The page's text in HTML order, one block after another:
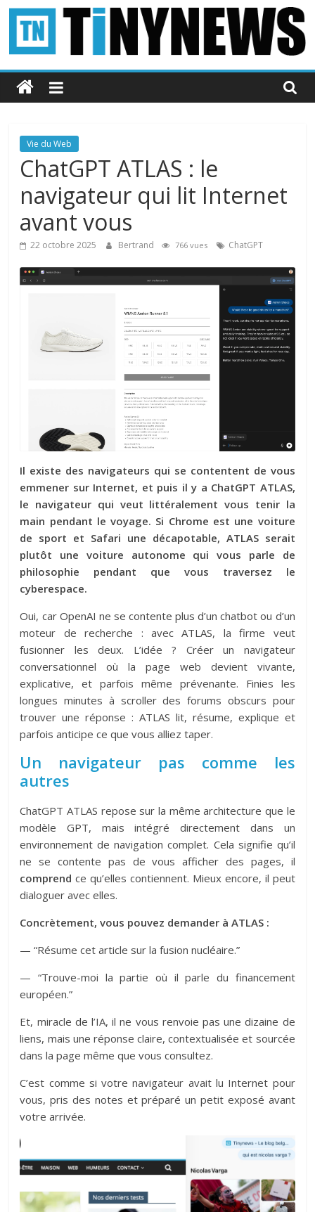
Passer
contenu
Tinynews
Le
belge
connecté
Vie du Web
ChatGPT ATLAS : le
navigateur qui lit Internet
avant vous
22 octobre 2025 Bertrand 766 vues ChatGPT
Il existe des navigateurs qui se contentent de vous
emmener sur Internet, et puis il y a ChatGPT ATLAS,
le navigateur qui veut littéralement vous tenir la
main pendant le voyage. Si Chrome est une voiture
de sport et Safari une décapotable, ATLAS serait
plutôt une voiture autonome qui vous parle de
philosophie pendant que vous traversez le
cyberespace.
Oui, car OpenAI ne se contente plus d’un chatbot ou d’un
moteur de recherche : avec ATLAS, la firme veut
fusionner les deux. L’idée ? Créer un navigateur
conversationnel où la page web devient vivante,
explicative, et parfois même prévenante. Finies les
longues minutes à scroller des forums obscurs pour
trouver une réponse : ATLAS lit, résume, explique et
parfois anticipe ce que vous alliez taper.
Un navigateur pas comme les
autres
ChatGPT ATLAS repose sur la même architecture que le
modèle GPT, mais intégré directement dans un
environnement de navigation complet. Cela signifie qu’il
ne se contente pas de vous afficher des pages, il
comprend ce qu’elles contiennent. Mieux encore, il peut
dialoguer avec elles.
Concrètement, vous pouvez demander à ATLAS :
— “Résume cet article sur la fusion nucléaire.”
— “Trouve-moi la partie où il parle du financement
européen.”
Et, miracle de l’IA, il ne vous renvoie pas une dizaine de
liens, mais une réponse claire, contextualisée et sourcée
dans la page même que vous consultez.
C’est comme si votre navigateur avait lu Internet pour
vous, pris des notes et préparé un petit exposé avant
votre arrivée.